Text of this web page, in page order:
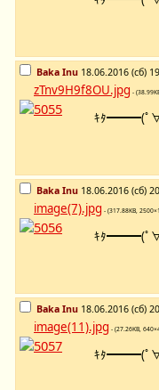
Baka Inu 18.06.2016 (сб)
zTnv9H9f8OU.jpg -
ｷﾀ━━━(ﾟ
Baka Inu 18.06.2016 (сб)
image(7).jpg - (317.88KB,
ｷﾀ━━━(ﾟ
Baka Inu 18.06.2016 (сб)
image(11).jpg - (27.26KB,
ｷﾀ━━━(ﾟ